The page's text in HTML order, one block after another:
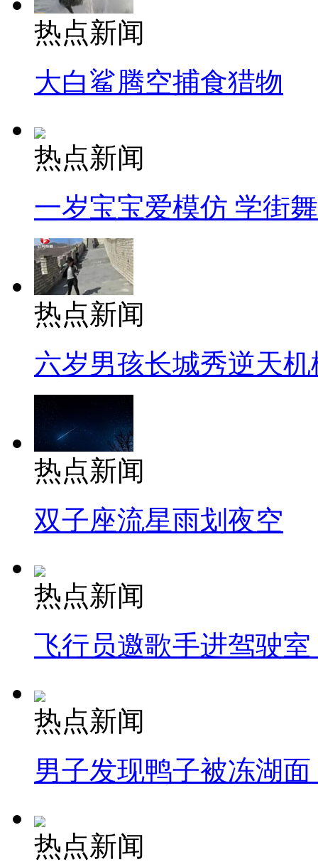
热点新闻
大白鲨腾空捕食猎物
热点新闻
一岁宝宝爱模仿 学街
热点新闻
六岁男孩长城秀逆天机
热点新闻
双子座流星雨划夜空
热点新闻
飞行员邀歌手进驾驶
热点新闻
男子发现鸭子被冻湖
热点新闻